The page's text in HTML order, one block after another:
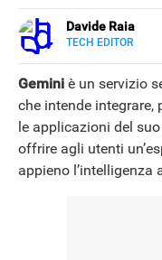
Davide Raia
TECH EDITOR
editoriali
in tutte le sue
Napoli e la
Gemini è un servizio
che intende integrare,
le applicazioni del
offrire agli utenti
appieno l’intelligenza